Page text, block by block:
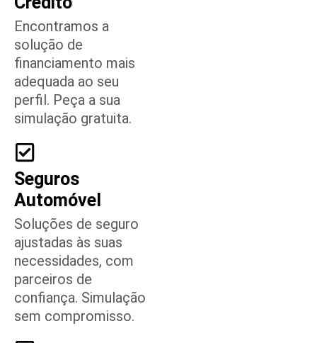
Encontramos a
solução de
financiamento mais
adequada ao seu
perfil. Peça a sua
simulação gratuita.
Seguros
Automóvel
Soluções de seguro
ajustadas às suas
necessidades, com
parceiros de
confiança. Simulação
sem compromisso.